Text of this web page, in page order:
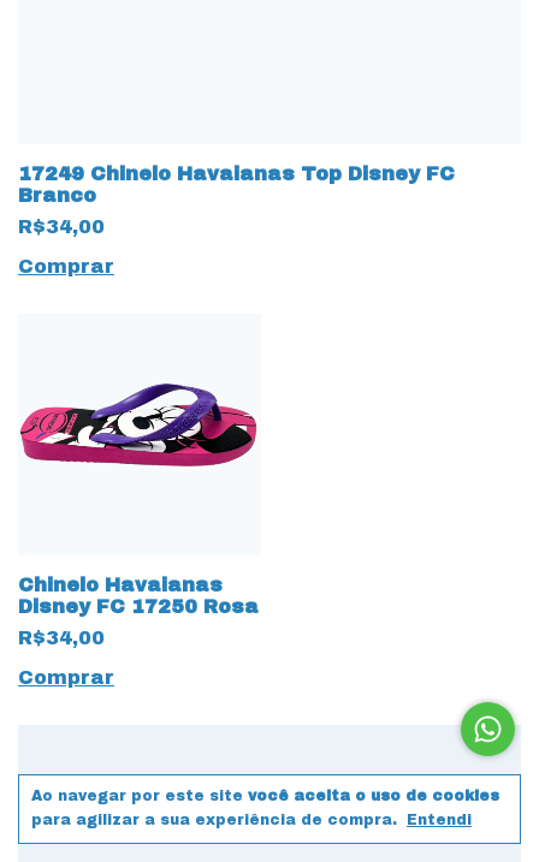
Ao navegar por este site você aceita o uso de cookies
para agilizar a sua experiência de compra.
Entendi
17249 Chinelo Havaianas Top Disney FC
Branco
R$34,00
Comprar
Chinelo Havaianas
Disney FC 17250 Rosa
R$34,00
Comprar